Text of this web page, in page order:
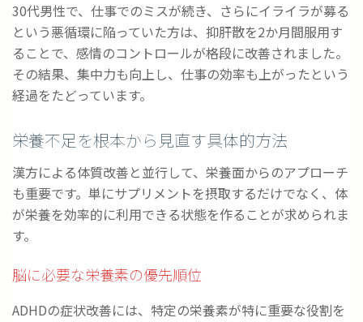
30代男性で、仕事でのミスが続き、さらにイライラが募る
という悪循環に陥っていた方は、抑肝散を2か月間服用す
ることで、感情のコントロールが格段に改善されました。
その結果、集中力も向上し、仕事の効率も上がったという
経過をたどっています。
栄養不足を根本から見直す具体的方法
漢方による体質改善と並行して、栄養面からのアプローチ
も重要です。単にサプリメントを摂取するだけでなく、体
が栄養を効率的に利用できる状態を作ることが求められま
す。
脳に必要な栄養素の優先順位
ADHDの症状改善には、特定の栄養素が特に重要な役割を